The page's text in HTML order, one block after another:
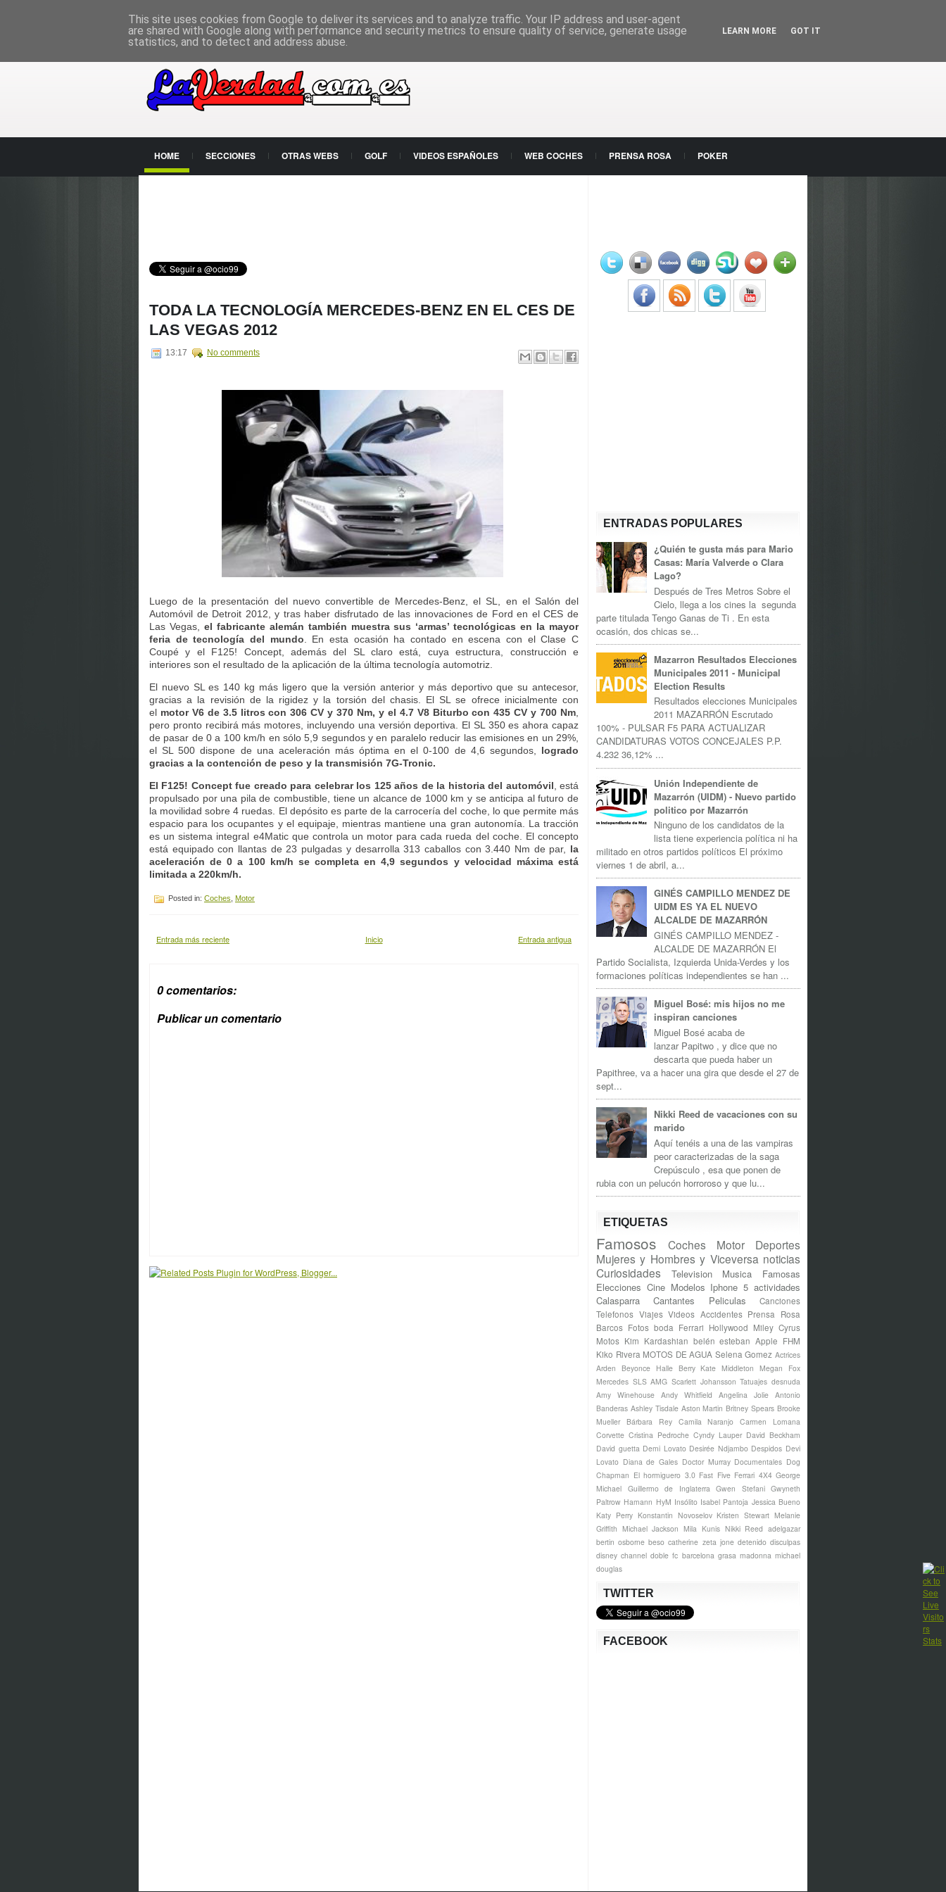
HOME SECCIONES OTRAS WEBS GOLF VIDEOS ESPAÑOLES WEB COCHES PRENSA ROSA POKER
TODA LA TECNOLOGÍA MERCEDES-BENZ EN EL CES DE
LAS VEGAS 2012
13:17 No comments
Luego de la presentación del nuevo convertible de Mercedes-Benz, el SL, en el Salón del
Automóvil de Detroit 2012, y tras haber disfrutado de las innovaciones de Ford en el CES de
Las Vegas, el fabricante alemán también muestra sus ‘armas’ tecnológicas en la mayor
feria de tecnología del mundo . En esta ocasión ha contado en escena con el Clase C
Coupé y el F125! Concept, además del SL claro está, cuya estructura, construcción e
interiores son el resultado de la aplicación de la última tecnología automotriz.
El nuevo SL es 140 kg más ligero que la versión anterior y más deportivo que su antecesor,
gracias a la revisión de la rigidez y la torsión del chasis. El SL se ofrece inicialmente con
el motor V6 de 3.5 litros con 306 CV y 370 Nm, y el 4.7 V8 Biturbo con 435 CV y 700 Nm
pero pronto recibirá más motores, incluyendo una versión deportiva. El SL 350 es ahora capaz
de pasar de 0 a 100 km/h en sólo 5,9 segundos y en paralelo reducir las emisiones en un 29%,
el SL 500 dispone de una aceleración más óptima en el 0-100 de 4,6 segundos, logrado
gracias a la contención de peso y la transmisión 7G-Tronic.
El F125! Concept fue creado para celebrar los 125 años de la historia del automóvil , está
propulsado por una pila de combustible, tiene un alcance de 1000 km y se anticipa al futuro de
la movilidad sobre 4 ruedas. El depósito es parte de la carrocería del coche, lo que permite más
espacio para los ocupantes y el equipaje, mientras mantiene una gran autonomía. La tracción
es un sistema integral e4Matic que controla un motor para cada rueda del coche. El concepto
está equipado con llantas de 23 pulgadas y desarrolla 313 caballos con 3.440 Nm de par, la
aceleración de 0 a 100 km/h se completa en 4,9 segundos y velocidad máxima está
limitada a 220km/h.
Posted in: Coches Motor
Entrada más reciente Entrada antigua
Inicio
0 comentarios:
Publicar un comentario
ENTRADAS POPULARES
¿Quién te gusta más para Mario
Casas: María Valverde o Clara
Lago?
Después de Tres Metros Sobre el
Cielo, llega a los cines la segunda
parte titulada Tengo Ganas de Ti . En esta
ocasión, dos chicas se...
Mazarron Resultados Elecciones
Municipales 2011 - Municipal
Election Results
Resultados elecciones Municipales
2011 MAZARRÓN Escrutado
100% - PULSAR F5 PARA ACTUALIZAR
CANDIDATURAS VOTOS CONCEJALES P.P.
4.232 36,12% ...
Unión Independiente de
Mazarrón (UIDM) - Nuevo partido
politico por Mazarrón
Ninguno de los candidatos de la
lista tiene experiencia política ni ha
militado en otros partidos políticos El próximo
viernes 1 de abril, a...
GINÉS CAMPILLO MENDEZ DE
UIDM ES YA EL NUEVO
ALCALDE DE MAZARRÓN
GINÉS CAMPILLO MENDEZ -
ALCALDE DE MAZARRÓN El
Partido Socialista, Izquierda Unida-Verdes y los
formaciones políticas independientes se han ...
Miguel Bosé: mis hijos no me
inspiran canciones
Miguel Bosé acaba de
lanzar Papitwo , y dice que no
descarta que pueda haber un
Papithree, va a hacer una gira que desde el 27 de
sept...
Nikki Reed de vacaciones con su
marido
Aquí tenéis a una de las vampiras
peor caracterizadas de la saga
Crepúsculo , esa que ponen de
rubia con un pelucón horroroso y que lu...
ETIQUETAS
Famosos Coches Motor
Deportes
Mujeres y Hombres y Viceversa noticias
Curiosidades
Television Musica
Famosas
Elecciones Cine Modelos Iphone 5 actividades
Calasparra
Cantantes Peliculas
Canciones
Telefonos Viajes Videos Accidentes Prensa Rosa
Barcos Fotos boda Ferrari Hollywood Miley Cyrus
Motos Kim Kardashian belén esteban Apple FHM
Kiko Rivera MOTOS DE AGUA Selena Gomez Actrices
Arden
Beyonce Halle Berry Kate Middleton
Megan Fox
Mercedes SLS AMG Scarlett Johansson Tatuajes desnuda
Amy Winehouse Andy Whitfield Angelina Jolie Antonio
Banderas Ashley Tisdale Aston Martin Britney Spears Brooke
Mueller
Bárbara Rey Camila Naranjo
Carmen Lomana
Corvette Cristina Pedroche Cyndy Lauper David Beckham
David guetta Demi Lovato Desirée Ndjambo Despidos Devi
Lovato Diana de Gales Doctor Murray Documentales Dog
Chapman El hormiguero 3.0 Fast Five Ferrari 4X4 George
Michael Guillermo de Inglaterra Gwen Stefani Gwyneth
Paltrow Hamann HyM Insólito Isabel Pantoja Jessica Bueno
Katy Perry Konstantin Novoselov Kristen Stewart Melanie
Griffith Michael Jackson Mila Kunis Nikki Reed adelgazar
bertin osborne beso catherine zeta jone detenido disculpas
disney channel doble fc barcelona grasa madonna michael
douglas
TWITTER
FACEBOOK
This site uses cookies from Google to deliver its services and to analyze traffic. Your IP address and user-agent
are shared with Google along with performance and security metrics to ensure quality of service, generate usage
statistics, and to detect and address abuse.
LEARN MORE GOT IT